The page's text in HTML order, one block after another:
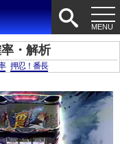
・解析
押忍！番長